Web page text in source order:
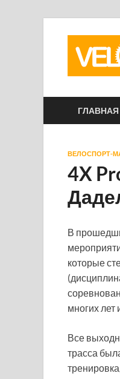
ГЛАВНАЯ
ВЕЛОСПОРТ-
4X
В
которые
многих лет
Все
трасса